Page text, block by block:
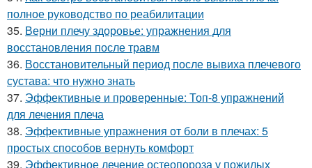
полное руководство по реабилитации
35. Верни плечу здоровье: упражнения для
восстановления после травм
36. Восстановительный период после вывиха плечевого
сустава: что нужно знать
37. Эффективные и проверенные: Топ-8 упражнений
для лечения плеча
38. Эффективные упражнения от боли в плечах: 5
простых способов вернуть комфорт
39. Эффективное лечение остеопороза у пожилых